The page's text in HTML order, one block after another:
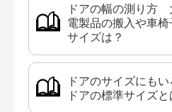
ドアの幅の測り方
電製品の搬入や車
サイズは？
ドアのサイズにも
ドアの標準サイズと